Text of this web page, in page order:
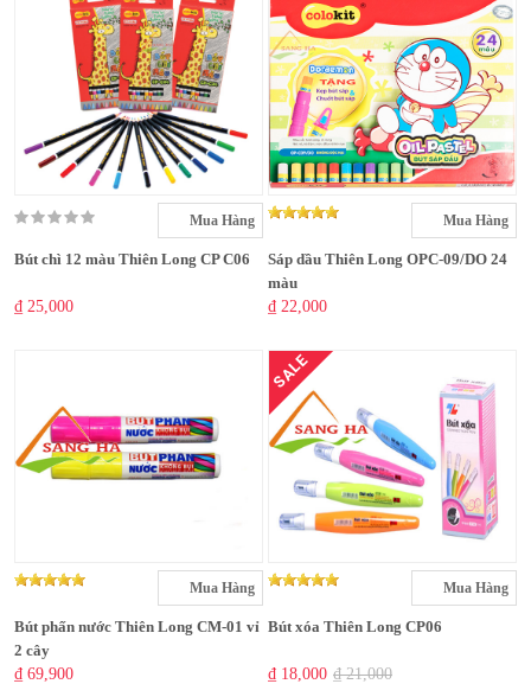
Mua Hàng
Bút chì 12 màu Thiên Long CP C06
₫ 25,000
Mua Hàng
Sáp dầu Thiên Long OPC-09/DO 24
màu
₫ 22,000
Mua Hàng
Bút phấn nước Thiên Long CM-01 vỉ
2 cây
₫ 69,900
SALE
Mua Hàng
Bút xóa Thiên Long CP06
₫ 18,000 ₫ 21,000